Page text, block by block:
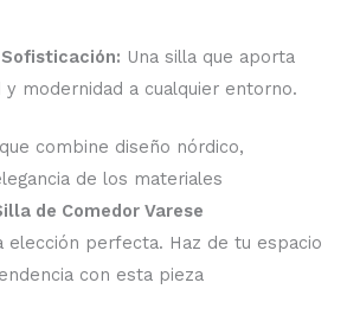
Una silla que aporta
y modernidad a cualquier entorno.
combine diseño nórdico,
de los materiales
de Comedor Varese
elección perfecta. Haz de tu espacio
con esta pieza